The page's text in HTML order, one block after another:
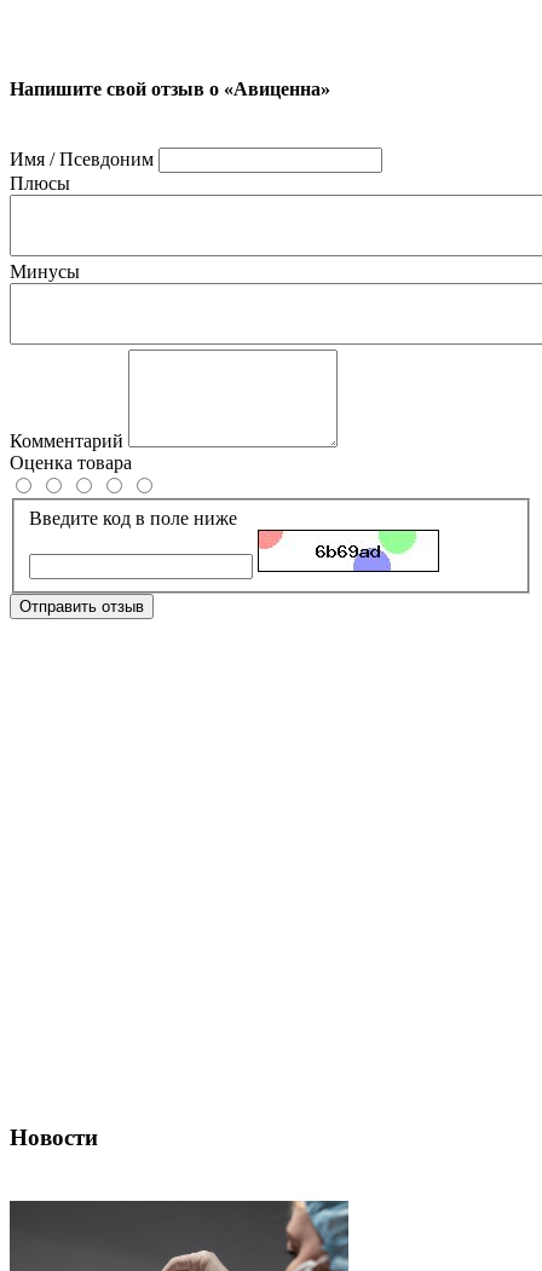
Напишите свой отзыв о «Авиценна»
Имя / Псевдоним
Плюсы
Минусы
Комментарий
Оценка товара
Введите код в поле ниже
Отправить отзыв
Новости